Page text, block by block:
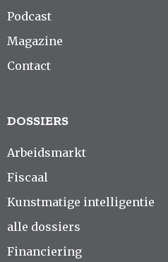
Podcast
Magazine
Contact
DOSSIERS
Arbeidsmarkt
Fiscaal
Kunstmatige intelligentie
alle dossiers
Financiering